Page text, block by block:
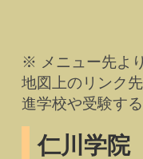
※ メニュー先よ
地図上のリンク
進学校や受験す
仁川学院